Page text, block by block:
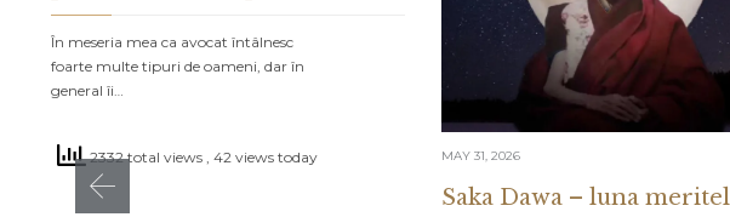
În meseria mea ca avocat întâlnesc
foarte multe tipuri de oameni, dar în
general îi…
2332 total views , 42 views today MAY 31, 2026
Saka Dawa – luna